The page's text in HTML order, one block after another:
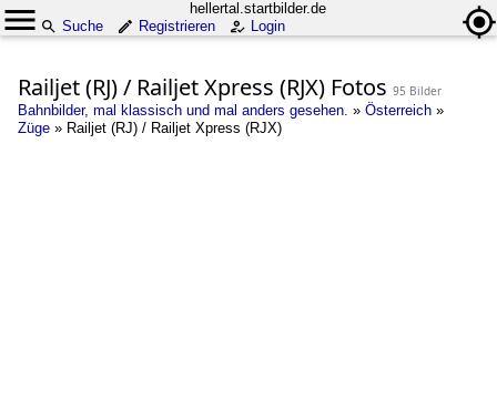
hellertal.startbilder.de
Suche
Registrieren Login
Railjet (RJ) / Railjet Xpress (RJX) Fotos 95 Bilder
Bahnbilder, mal klassisch und mal anders gesehen. » Österreich »
Züge » Railjet (RJ) / Railjet Xpress (RJX)